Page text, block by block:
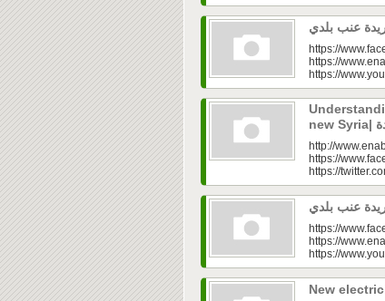
https://
https://
https://
http://
https://
https://
https://
https://
https://